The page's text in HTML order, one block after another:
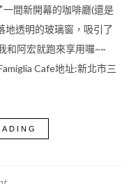
間新開幕的咖啡廳(還是
地透明的玻璃窗，吸引了
和阿宏就跑來享用囉~~
Cafe地址:新北市三